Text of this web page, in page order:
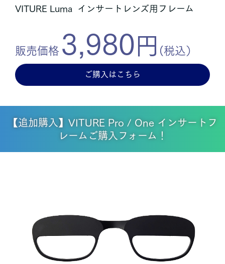
VITURE Luma インサートレンズ用フレーム
販売価格 3,980 円 (税込）
ご購入はこちら
【追加購入】VITURE Pro / One インサートフ
レームご購入フォーム！